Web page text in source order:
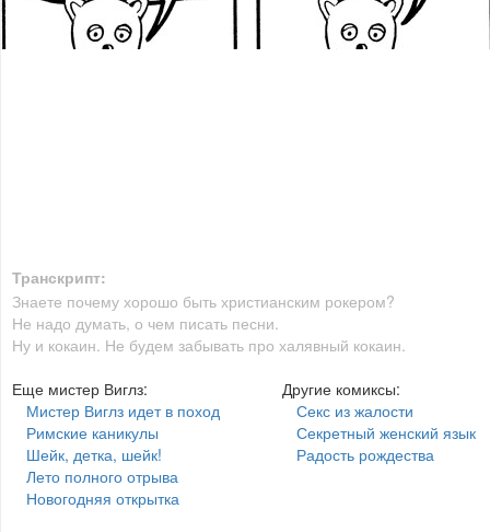
Транскрипт:
Знаете почему хорошо быть христианским рокером?
Не надо думать, о чем писать песни.
Ну и кокаин. Не будем забывать про халявный кокаин.
Еще мистер Виглз:
Мистер Виглз идет в поход
Римские каникулы
Шейк, детка, шейк!
Лето полного отрыва
Новогодняя открытка
Другие комиксы:
Секс из жалости
Секретный женский язык
Радость рождества